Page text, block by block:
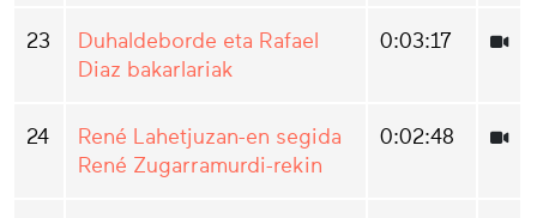
23
Duhaldeborde eta Rafael
Diaz bakarlariak
0:03:17
24
René Lahetjuzan-en segida
René Zugarramurdi-rekin
0:02:48